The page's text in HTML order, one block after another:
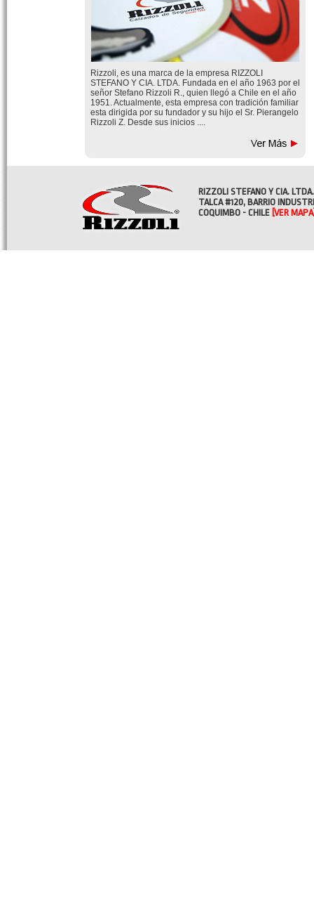
Rizzoli, es una marca de la empresa RIZZOLI
STEFANO Y CIA. LTDA. Fundada en el año 1963 por el
señor Stefano Rizzoli R., quien llegó a Chile en el año
1951. Actualmente, esta empresa con tradición familiar
esta dirigida por su fundador y su hijo el Sr. Pierangelo
Rizzoli Z. Desde sus inicios ....
RIZZOLI STEFANO Y CIA. LTDA.
TALCA #120, BARRIO
COQUIMBO - CHILE [VER